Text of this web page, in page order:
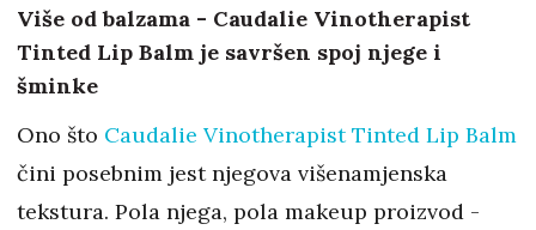
Više od balzama - Caudalie Vinotherapist
Tinted Lip Balm je savršen spoj njege i
šminke
Ono što Caudalie Vinotherapist Tinted Lip Balm
čini posebnim jest njegova višenamjenska
tekstura. Pola njega, pola makeup proizvod -